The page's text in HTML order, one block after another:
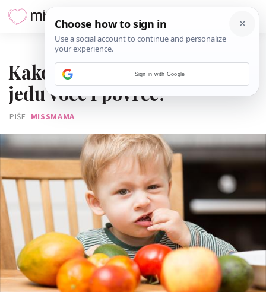
Kako nagovoriti mališane da
jedu voće i povrće?
PIŠE MISSMAMA
Sign in with Google